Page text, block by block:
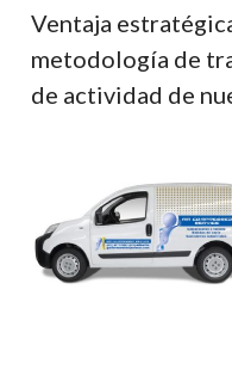
Ventaja
metodología de
de actividad de